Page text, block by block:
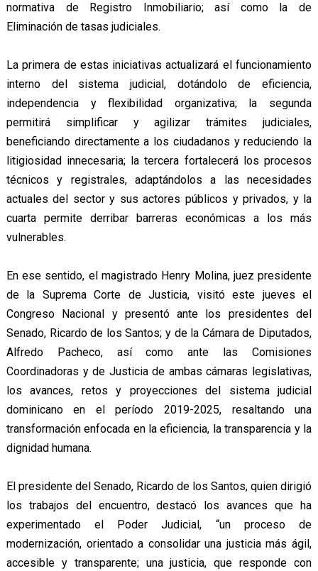
normativa de Registro Inmobiliario; así como la de
Eliminación de tasas judiciales.
La primera de estas iniciativas actualizará el funcionamiento
interno del sistema judicial, dotándolo de eficiencia,
independencia y flexibilidad organizativa; la segunda
permitirá simplificar y agilizar trámites judiciales,
beneficiando directamente a los ciudadanos y reduciendo la
litigiosidad innecesaria; la tercera fortalecerá los procesos
técnicos y registrales, adaptándolos a las necesidades
actuales del sector y sus actores públicos y privados, y la
cuarta permite derribar barreras económicas a los más
vulnerables.
En ese sentido, el magistrado Henry Molina, juez presidente
de la Suprema Corte de Justicia, visitó este jueves el
Congreso Nacional y presentó ante los presidentes del
Senado, Ricardo de los Santos; y de la Cámara de Diputados,
Alfredo Pacheco, así como ante las Comisiones
Coordinadoras y de Justicia de ambas cámaras legislativas,
los avances, retos y proyecciones del sistema judicial
dominicano en el período 2019-2025, resaltando una
transformación enfocada en la eficiencia, la transparencia y la
dignidad humana.
El presidente del Senado, Ricardo de los Santos, quien dirigió
los trabajos del encuentro, destacó los avances que ha
experimentado el Poder Judicial, “un proceso de
modernización, orientado a consolidar una justicia más ágil,
accesible y transparente; una justicia, que responde con